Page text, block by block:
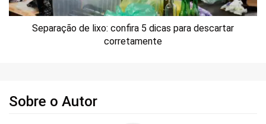
Separação de lixo: confira 5 dicas para descartar
corretamente
Sobre o Autor